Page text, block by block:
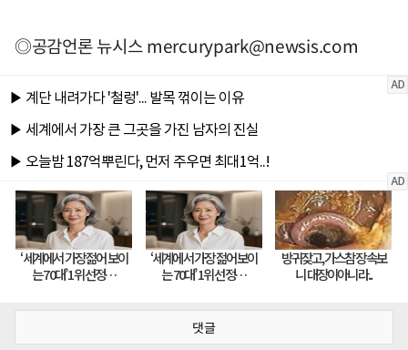
◎공감언론 뉴시스mercurypark@newsis.com
댓글